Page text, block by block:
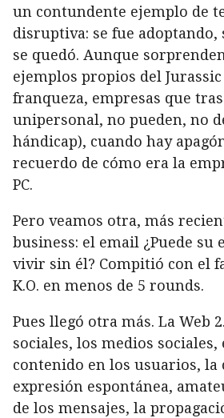
un contundente ejemplo de
disruptiva: se fue adoptando,
se quedó. Aunque
ejemplos propios del
franqueza, empresas que
unipersonal, no pueden, no
hándicap), cuando hay
recuerdo de cómo era la
PC.
Pero veamos otra, más
business: el email ¿Puede su
vivir sin él? Compitió con el
K.O. en menos de 5 rounds.
Pues llegó otra más. La Web
sociales, los medios
contenido en los usuarios, la
expresión espontánea,
de los mensajes, la